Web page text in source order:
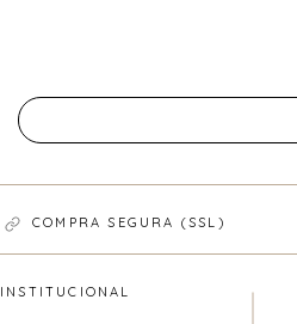
COMPRA SEGURA (SSL)
INSTITUCIONAL